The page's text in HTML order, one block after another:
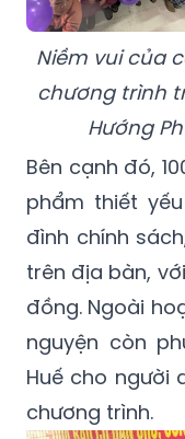
Niềm vui của
chương trình
Hướng
Bên cạnh đó,
phẩm thiết
đình chính
trên địa bàn,
đồng. Ngoài
nguyện còn
Huế cho người
chương trình.